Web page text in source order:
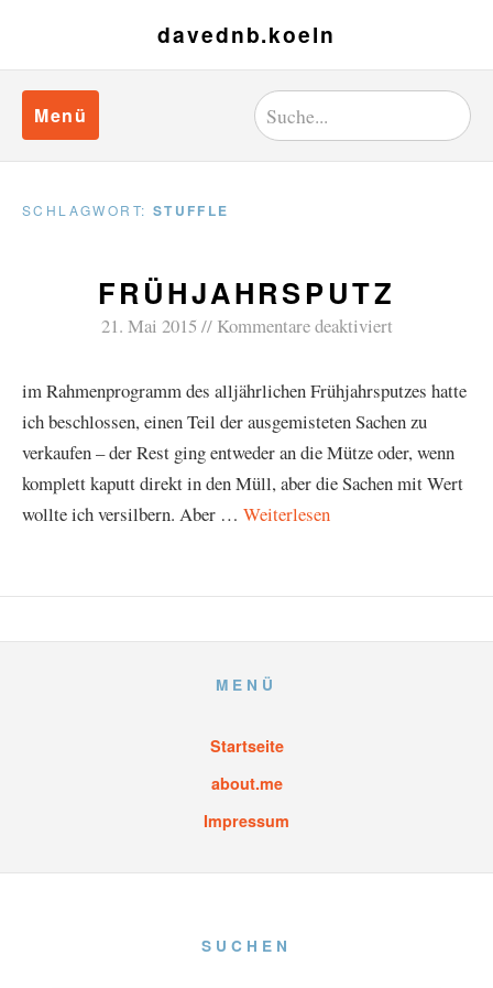
davednb.koeln
Menü
SCHLAGWORT: STUFFLE
FRÜHJAHRSPUTZ
21. Mai 2015 Kommentare deaktiviert
im Rahmenprogramm des alljährlichen Frühjahrsputzes hatte
ich beschlossen, einen Teil der ausgemisteten Sachen zu
verkaufen – der Rest ging entweder an die Mütze oder, wenn
komplett kaputt direkt in den Müll, aber die Sachen mit Wert
wollte ich versilbern. Aber … Weiterlesen
MENÜ
Startseite
about.me
Impressum
SUCHEN